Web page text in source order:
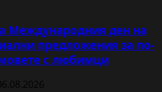
Международния ден на
предложения за по-
с любимци